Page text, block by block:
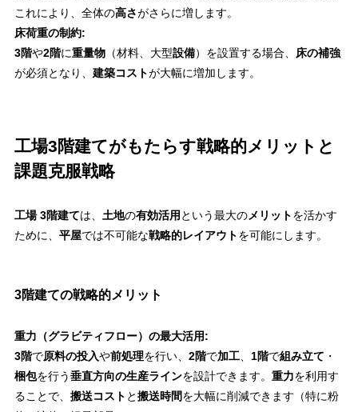
これにより、全体の高さがさらに増します。
床荷重の制約:
3階や2階に重量物（材料、大型設備）を設置する場合、 床の補強
が必須となり、 建築コストが大幅に増加します。
工場3階建てがもたらす戦略的メリットと
課題克服戦略
工場 3階建ては、 土地の有効活用 という最大のメリットを活かす
ために、 平屋では不可能な戦略的レイアウトを可能にします。
3階建ての戦略的メリット
重力（グラビティフロー）の最大活用:
3階で原料の投入や前処理を行い、 2階で加工、 1階で組み立て ・
梱包を行う垂直方向の生産ラインを設計できます。 重力を利用す
ることで、 搬送コスト と搬送時間を大幅に削減できます（特に粉